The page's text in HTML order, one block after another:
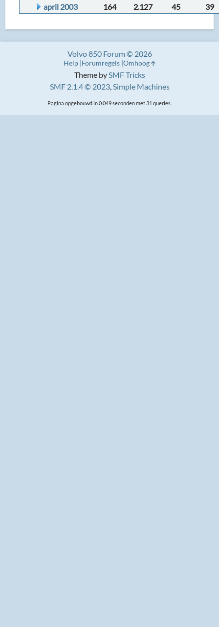
april 2003
164 2.127 45 39
Theme bySMF Tricks
SMF 2.1.4 © 2023,Simple Machines
Volvo 850 Forum © 2026
Help Forumregels Omhoog
Pagina opgebouwd in 0.049 seconden met 31 queries.